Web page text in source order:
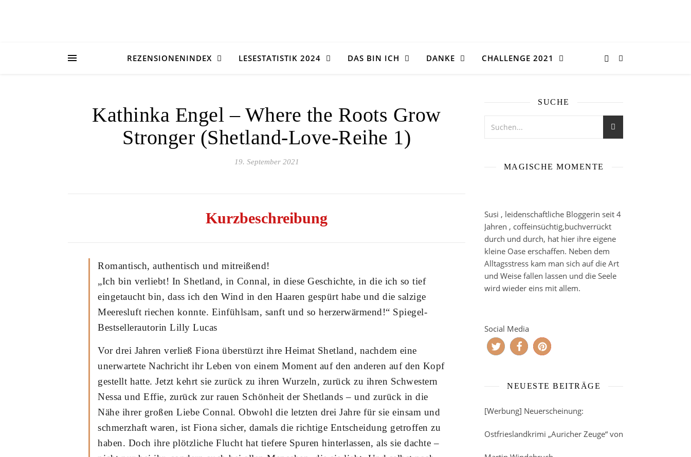
REZENSIONENINDEX LESESTATISTIK 2024 DAS BIN ICH DANKE CHALLENGE 2021
Kathinka Engel – Where the Roots Grow
Stronger (Shetland-Love-Reihe 1)
19. September 2021
Kurzbeschreibung
Romantisch, authentisch und mitreißend!
„Ich bin verliebt! In Shetland, in Connal, in diese Geschichte, in die ich so tief
eingetaucht bin, dass ich den Wind in den Haaren gespürt habe und die salzige
Meeresluft riechen konnte. Einfühlsam, sanft und so herzerwärmend!“ Spiegel-
Bestsellerautorin Lilly Lucas
Vor drei Jahren verließ Fiona überstürzt ihre Heimat Shetland, nachdem eine
unerwartete Nachricht ihr Leben von einem Moment auf den anderen auf den Kopf
gestellt hatte. Jetzt kehrt sie zurück zu ihren Wurzeln, zurück zu ihren Schwestern
Nessa und Effie, zurück zur rauen Schönheit der Shetlands – und zurück in die
Nähe ihrer großen Liebe Connal. Obwohl die letzten drei Jahre für sie einsam und
schmerzhaft waren, ist Fiona sicher, damals die richtige Entscheidung getroffen zu
haben. Doch ihre plötzliche Flucht hat tiefere Spuren hinterlassen, als sie dachte –
SUCHE
MAGISCHE MOMENTE
Susi , leidenschaftliche Bloggerin seit 4
Jahren , coffeinsüchtig,buchverrückt
durch und durch, hat hier ihre eigene
kleine Oase erschaffen. Neben dem
Alltagsstress kam man sich auf die Art
und Weise fallen lassen und die Seele
wird wieder eins mit allem.
Social Media
NEUESTE BEITRÄGE
[Werbung] Neuerscheinung:
Ostfrieslandkrimi „Auricher Zeuge“ von